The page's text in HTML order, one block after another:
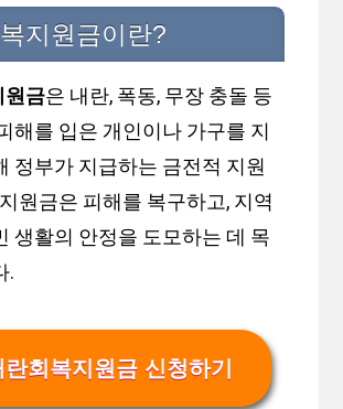
지원금이란?
원금은 내란, 폭동, 무장 충돌 등
해를 입은 개인이나 가구를 지
정부가 지급하는 금전적 지원
원금은 피해를 복구하고, 지역
생활의 안정을 도모하는 데 목
.
란회복지원금 신청하기